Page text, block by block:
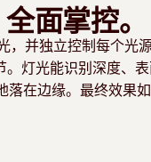
面掌控。
，并独立控制每个光
灯光能识别深度、
落在边缘。最终效果